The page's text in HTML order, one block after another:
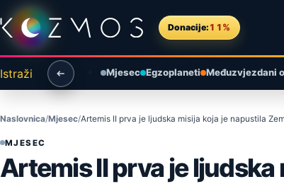
Preskoči na sadržaj
Donacije: 11%
Istraži Mjesec Egzoplaneti Međuzvjezdani
Naslovnica Mjesec Artemis II prva je ljudska misija koja je napustila
MJESEC
Artemis II prva je